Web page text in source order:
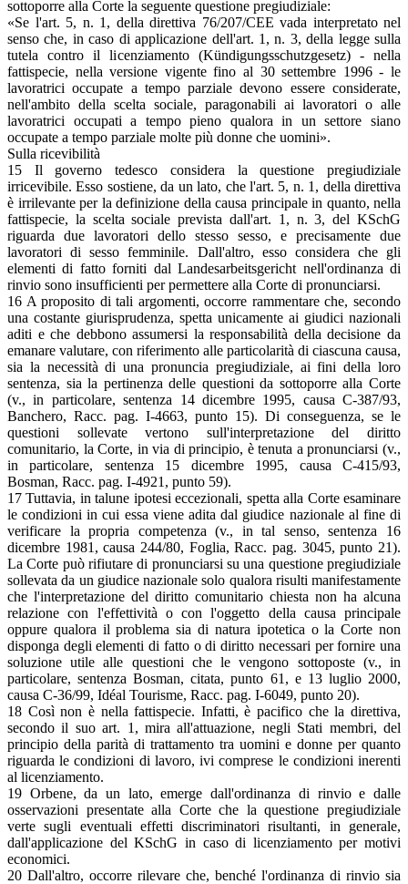
sottoporre alla Corte la seguente questione pregiudiziale:
«Se l'art. 5, n. 1, della direttiva 76/207/CEE vada interpretato nel
senso che, in caso di applicazione dell'art. 1, n. 3, della legge sulla
tutela contro il licenziamento (Kündigungsschutzgesetz) - nella
fattispecie, nella versione vigente fino al 30 settembre 1996 - le
lavoratrici occupate a tempo parziale devono essere considerate,
nell'ambito della scelta sociale, paragonabili ai lavoratori o alle
lavoratrici occupati a tempo pieno qualora in un settore siano
occupate a tempo parziale molte più donne che uomini».
Sulla ricevibilità
15 Il governo tedesco considera la questione pregiudiziale
irricevibile. Esso sostiene, da un lato, che l'art. 5, n. 1, della direttiva
è irrilevante per la definizione della causa principale in quanto, nella
fattispecie, la scelta sociale prevista dall'art. 1, n. 3, del KSchG
riguarda due lavoratori dello stesso sesso, e precisamente due
lavoratori di sesso femminile. Dall'altro, esso considera che gli
elementi di fatto forniti dal Landesarbeitsgericht nell'ordinanza di
rinvio sono insufficienti per permettere alla Corte di pronunciarsi.
16 A proposito di tali argomenti, occorre rammentare che, secondo
una costante giurisprudenza, spetta unicamente ai giudici nazionali
aditi e che debbono assumersi la responsabilità della decisione da
emanare valutare, con riferimento alle particolarità di ciascuna causa,
sia la necessità di una pronuncia pregiudiziale, ai fini della loro
sentenza, sia la pertinenza delle questioni da sottoporre alla Corte
(v., in particolare, sentenza 14 dicembre 1995, causa C-387/93,
Banchero, Racc. pag. I-4663, punto 15). Di conseguenza, se le
questioni sollevate vertono sull'interpretazione del diritto
comunitario, la Corte, in via di principio, è tenuta a pronunciarsi (v.,
in particolare, sentenza 15 dicembre 1995, causa C-415/93,
Bosman, Racc. pag. I-4921, punto 59).
17 Tuttavia, in talune ipotesi eccezionali, spetta alla Corte esaminare
le condizioni in cui essa viene adita dal giudice nazionale al fine di
verificare la propria competenza (v., in tal senso, sentenza 16
dicembre 1981, causa 244/80, Foglia, Racc. pag. 3045, punto 21).
La Corte può rifiutare di pronunciarsi su una questione pregiudiziale
sollevata da un giudice nazionale solo qualora risulti manifestamente
che l'interpretazione del diritto comunitario chiesta non ha alcuna
relazione con l'effettività o con l'oggetto della causa principale
oppure qualora il problema sia di natura ipotetica o la Corte non
disponga degli elementi di fatto o di diritto necessari per fornire una
soluzione utile alle questioni che le vengono sottoposte (v., in
particolare, sentenza Bosman, citata, punto 61, e 13 luglio 2000,
causa C-36/99, Idéal Tourisme, Racc. pag. I-6049, punto 20).
18 Così non è nella fattispecie. Infatti, è pacifico che la direttiva,
secondo il suo art. 1, mira all'attuazione, negli Stati membri, del
principio della parità di trattamento tra uomini e donne per quanto
riguarda le condizioni di lavoro, ivi comprese le condizioni inerenti
al licenziamento.
19 Orbene, da un lato, emerge dall'ordinanza di rinvio e dalle
osservazioni presentate alla Corte che la questione pregiudiziale
verte sugli eventuali effetti discriminatori risultanti, in generale,
dall'applicazione del KSchG in caso di licenziamento per motivi
economici.
20 Dall'altro, occorre rilevare che, benché l'ordinanza di rinvio sia